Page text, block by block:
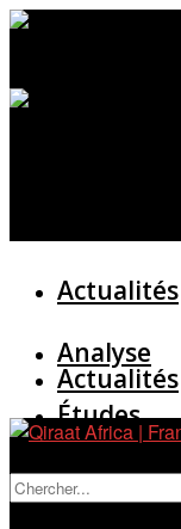
Actualités
Analyse
Études
Entretien
Actualités